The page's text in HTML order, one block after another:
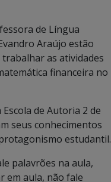
de Língua
Araújo estão
as atividades
financeira no
de Autoria 2 de
seus conhecimentos
estudantil.
palavrões na aula,
em aula, não fale